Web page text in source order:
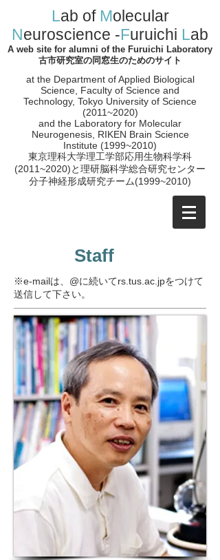
Lab of Molecular
Neuroscience -Furuichi Lab
A web site for alumni of the Furuichi Laboratory
古市研究室の同窓生のためのサイト
at the Department of Applied Biological
Science, Faculty of Science and
Technology, Tokyo University of Science
(2011~2020)
and the Laboratory for Molecular
Neurogenesis, RIKEN Brain Science
Institute (1999~2010)
​東京理科大学理工学部応用生物科学科
(2011~2020)と理研脳科学総合研究センター
分子神経形成研究チーム(1999~2010)
Staff
※e-mailは、@に続いてrs.tus.ac.jpをつけて
送信して下さい。